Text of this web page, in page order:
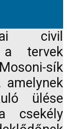
civil
a tervek
sík
amelynek
ülése
csekély